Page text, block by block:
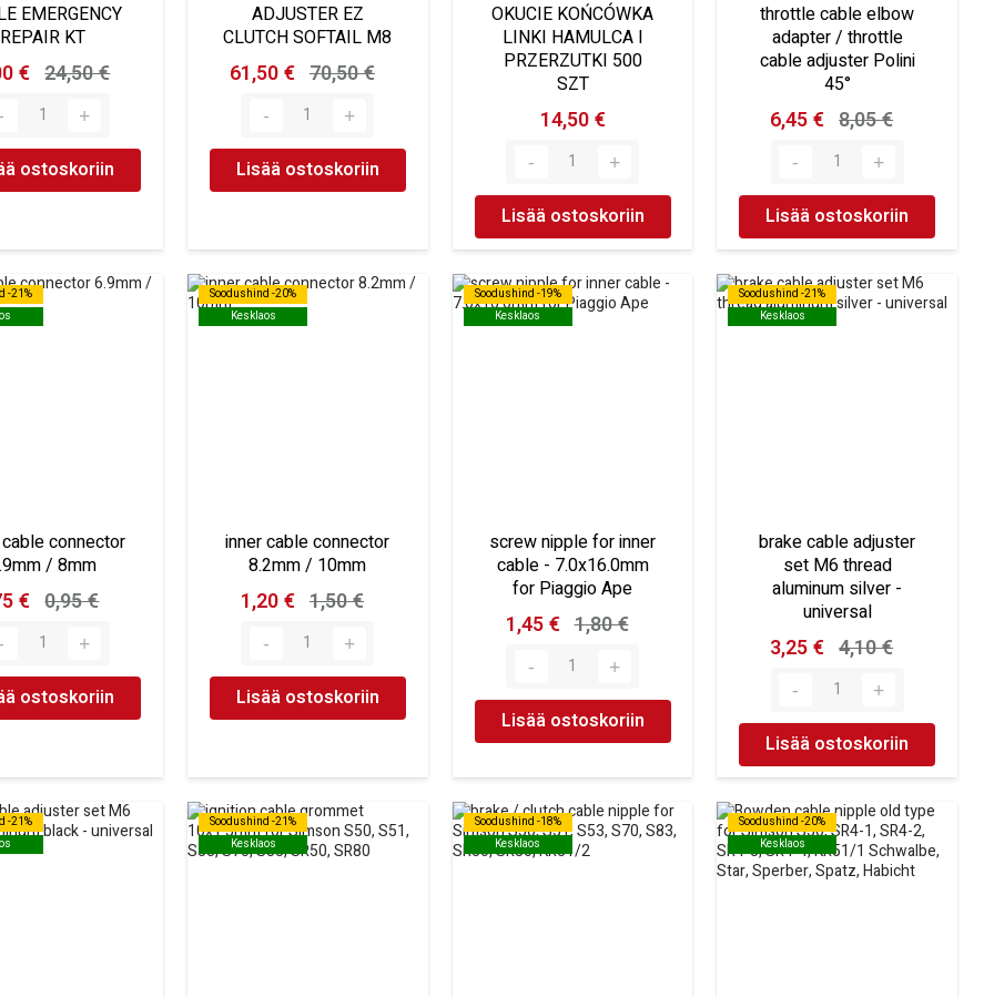
EMERGENCY
REPAIR KT
€ 24,50 €
ostoskoriin
ADJUSTER EZ
CLUTCH SOFTAIL M8
61,50 € 70,50 €
Lisää ostoskoriin
OKUCIE KOŃCÓWKA
LINKI HAMULCA I
PRZERZUTKI 500
SZT
14,50 €
Lisää ostoskoriin
throttle cable elbow
adapter / throttle
cable adjuster Polini
45°
6,45 € 8,05 €
Lisää ostoskoriin
-21%
-21%
connector
/ 8mm
€ 0,95 €
ostoskoriin
Soodushind -20%
Kesklaos
Soodushind -20%
Kesklaos
inner cable connector
8.2mm / 10mm
1,20 € 1,50 €
Lisää ostoskoriin
Soodushind -19%
Kesklaos
Soodushind -19%
Kesklaos
screw nipple for inner
cable - 7.0x16.0mm
for Piaggio Ape
1,45 € 1,80 €
Lisää ostoskoriin
Soodushind -21%
Kesklaos
Soodushind -21%
Kesklaos
brake cable adjuster
set M6 thread
aluminum silver -
universal
3,25 € 4,10 €
Lisää ostoskoriin
-21%
-21%
Soodushind -21%
Kesklaos
Soodushind -21%
Kesklaos
Soodushind -18%
Kesklaos
Soodushind -18%
Kesklaos
Soodushind -20%
Kesklaos
Soodushind -20%
Kesklaos